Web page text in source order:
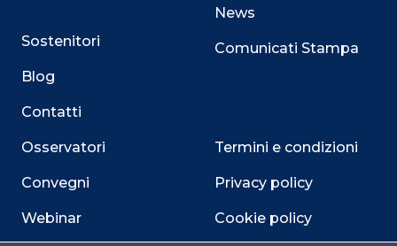
Sostenitori
Blog
Contatti
Osservatori
Convegni
Webinar
News
Comunicati Stampa
Termini e condizioni
Privacy policy
Cookie policy